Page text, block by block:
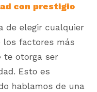
con prestigio
de elegir cualquier
los factores más
te otorga ser
Esto es
hablamos de una